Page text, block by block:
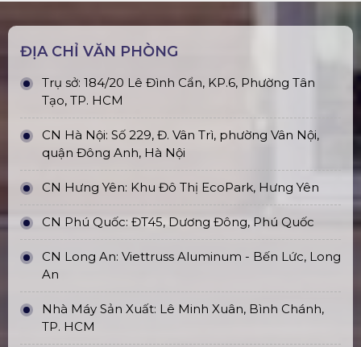
ĐỊA CHỈ VĂN PHÒNG
Trụ sở: 184/20 Lê Đình Cẩn, KP.6, Phường Tân
Tạo, TP. HCM
CN Hà Nội: Số 229, Đ. Vân Trì, phường Vân Nội,
quận Đông Anh, Hà Nội
CN Hưng Yên: Khu Đô Thị EcoPark, Hưng Yên
CN Phú Quốc: ĐT45, Dương Đông, Phú Quốc
CN Long An: Viettruss Aluminum - Bến Lức, Long
An
Nhà Máy Sản Xuất: Lê Minh Xuân, Bình Chánh,
TP. HCM